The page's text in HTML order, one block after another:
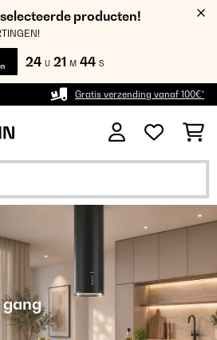
producten!
24 U 21 M 44 S
Gratis verzending vanaf 100€*
gang